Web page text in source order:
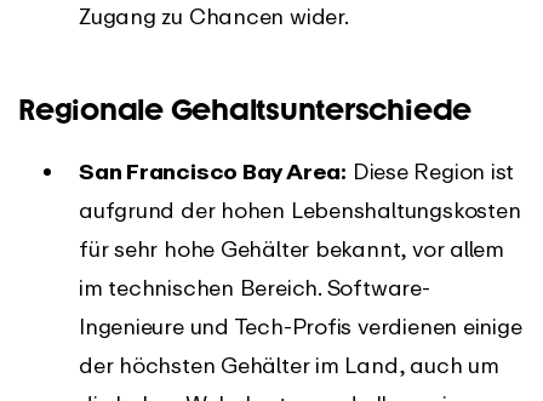
Zugang zu Chancen wider.
Regionale Gehaltsunterschiede
San Francisco Bay Area: Diese Region ist
aufgrund der hohen Lebenshaltungskosten
für sehr hohe Gehälter bekannt, vor allem
im technischen Bereich. Software-
Ingenieure und Tech-Profis verdienen einige
der höchsten Gehälter im Land, auch um